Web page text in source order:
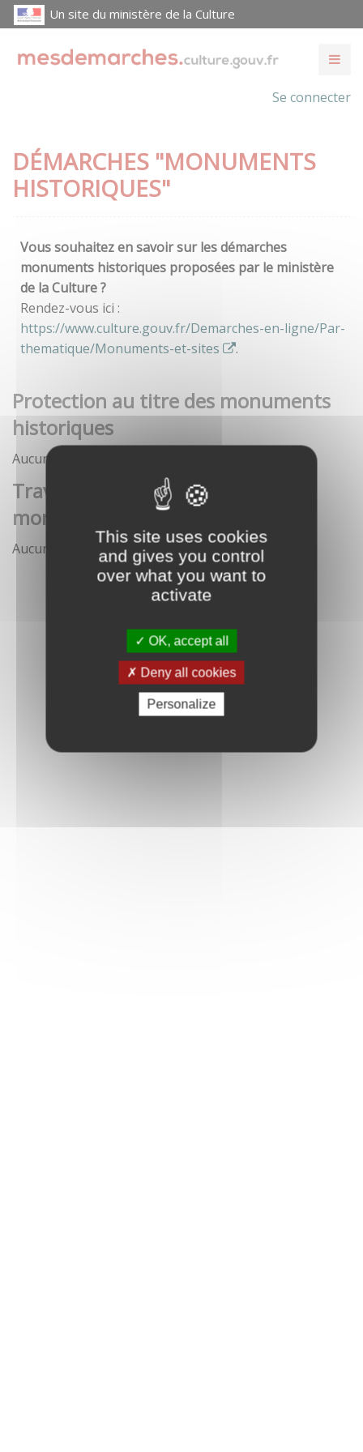
This site uses cookies
and gives you control
over what you want to
activate
OK, accept all
Deny all cookies
Personalize
Un site du ministère de la Culture
Se connecter
DÉMARCHES "MONUMENTS
HISTORIQUES"
Vous souhaitez en savoir sur les démarches
monuments historiques proposées par le ministère
de la Culture ?
Rendez-vous ici :
https://www.culture.gouv.fr/Demarches-en-ligne/Par-
thematique/Monuments-et-sites
.
Protection au titre des monuments
historiques
Aucune démarche pour le moment
Travaux et interventions sur
monument historique
Aucune démarche pour le moment